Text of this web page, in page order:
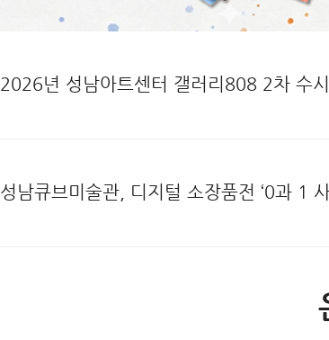
2026년 성남아트센터 갤러리808 2차 수시
성남큐브미술관, 디지털 소장품전 ‘0과 1 사